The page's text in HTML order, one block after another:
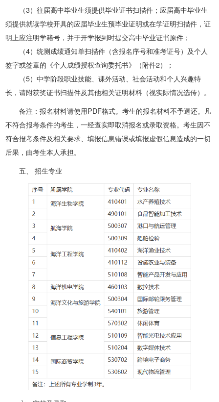
（3）往届高中毕业生须提供毕业证书扫描件；应届高中毕业生
须提供就读学校开具的应届毕业生预毕业证明或在学证明扫描件，证
明上应注明学籍号，并于开学报到时提交高中毕业证书原件；
（4）统测成绩通知单扫描件（含报名序号和准考证号）及个人
签字或签章的《个人成绩授权查询委托书》（附件2）；
（5）中学阶段职业技能、课外活动、社会活动和个人兴趣特
长，请附获奖证书扫描件及其他相关证明材料（视实际情况选传）。
备注：报名材料请使用PDF格式。考生的报名材料不予退还。凡
不符合报考条件的考生，一经查实即取消报名或录取资格。考生因不
符合报考条件及相关要求、填报信息错误或填报虚假信息造成的一切
后果，由考生本人承担。
五、招生专业